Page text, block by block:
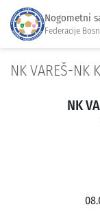
Nogometni
Federacije
NK VAREŠ-NK
NK